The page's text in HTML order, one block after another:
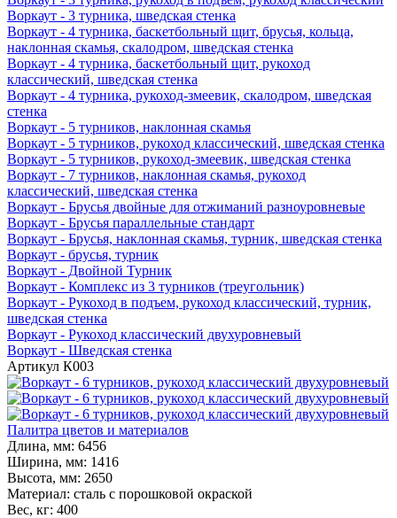
Воркаут - 3 турника, шведская стенка
Воркаут - 4 турника, баскетбольный щит, брусья, кольца,
наклонная скамья, скалодром, шведская стенка
Воркаут - 4 турника, баскетбольный щит, рукоход
классический, шведская стенка
Воркаут - 4 турника, рукоход-змеевик, скалодром, шведская
стенка
Воркаут - 5 турников, наклонная скамья
Воркаут - 5 турников, рукоход классический, шведская стенка
Воркаут - 5 турников, рукоход-змеевик, шведская стенка
Воркаут - 7 турников, наклонная скамья, рукоход
классический, шведская стенка
Воркаут - Брусья двойные для отжиманий разноуровневые
Воркаут - Брусья параллельные стандарт
Воркаут - Брусья, наклонная скамья, турник, шведская стенка
Воркаут - брусья, турник
Воркаут - Двойной Турник
Воркаут - Комплекс из 3 турников (треугольник)
Воркаут - Рукоход в подъем, рукоход классический, турник,
шведская стенка
Воркаут - Рукоход классический двухуровневый
Воркаут - Шведская стенка
Артикул К003
Палитра цветов и материалов
Длина, мм: 6456
Ширина, мм: 1416
Высота, мм: 2650
Материал: сталь с порошковой окраской
Вес, кг: 400